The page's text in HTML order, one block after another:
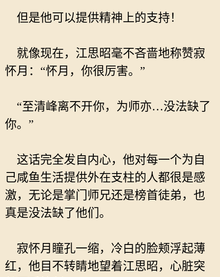
但是他可以提供精神上的支持！
就像现在，江思昭毫不吝啬地称赞寂
怀月：“怀月，你很厉害。”
“至清峰离不开你，为师亦…没法缺了
你。”
这话完全发自内心，他对每一个为自
己咸鱼生活提供外在支柱的人都很是感
激，无论是掌门师兄还是榜首徒弟，也
真是没法缺了他们。
寂怀月瞳孔一缩，冷白的脸颊浮起薄
红，他目不转睛地望着江思昭，心脏突